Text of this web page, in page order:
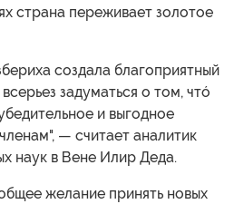
страна переживает золотое
создала благоприятный
задуматься о том, чтó
и выгодное
— считает аналитик
наук в Вене Илир Деда.
желание принять новых